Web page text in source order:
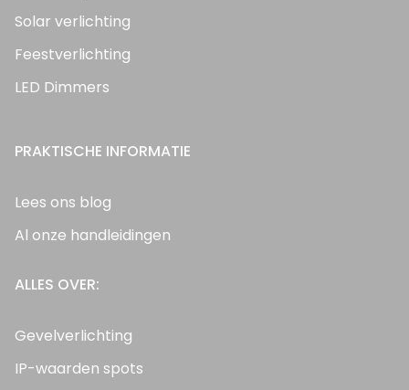
Solar verlichting
Feestverlichting
LED Dimmers
PRAKTISCHE INFORMATIE
Lees ons blog
Al onze handleidingen
ALLES OVER:
Gevelverlichting
IP-waarden spots